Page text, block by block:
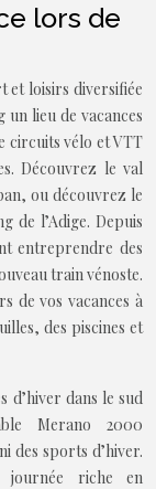
lors de
et loisirs diversifiée
lieu de vacances
circuits vélo et VTT
Découvrez le val
ou découvrez le
de l’Adige. Depuis
entreprendre des
train vénoste.
de vos vacances à
des piscines et
d’hiver dans le sud
Merano 2000
des sports d’hiver.
journée riche en